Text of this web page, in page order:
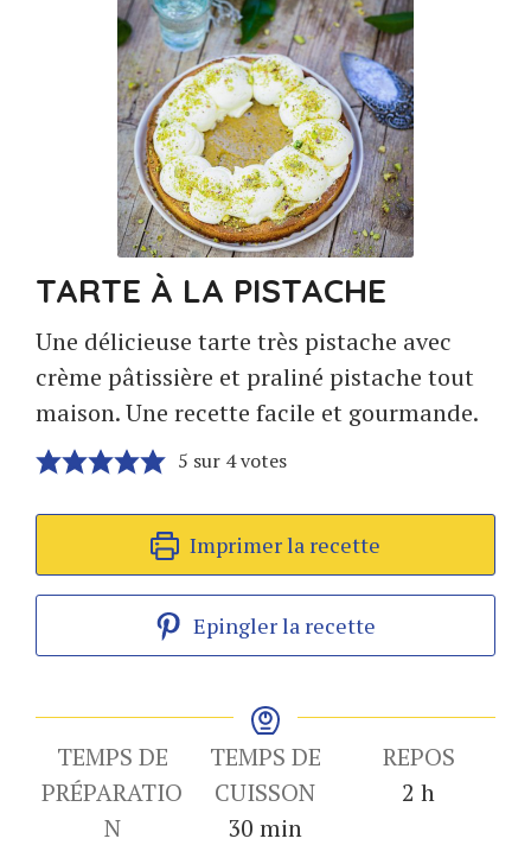
TARTE À LA PISTACHE
Une délicieuse tarte très pistache avec
crème pâtissière et praliné pistache tout
maison. Une recette facile et gourmande.
5 sur 4votes
Imprimer la recette
Epingler la recette
TEMPS DE
PRÉPARATIO
N
TEMPS DE
CUISSON
30 minutes
min
REPOS
2 heures
h